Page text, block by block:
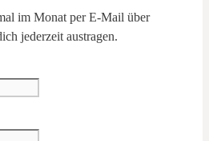
im Monat per E-Mail über
jederzeit austragen.